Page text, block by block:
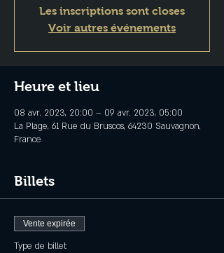
Les inscriptions sont closes
Voir autres événements
Heure et lieu
08 avr. 2023, 20:00 – 09 avr. 2023, 05:00
La Plage, 61 Rue du Bruscos, 64230 Sauvagnon,
France
Billets
Vente expirée
Type de billet